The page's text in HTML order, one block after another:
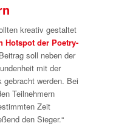
kreativ gestaltet
Hotspot der Poetry-
soll neben der
mit der
werden. Bei
Teilnehmern
Zeit
den Sieger.“